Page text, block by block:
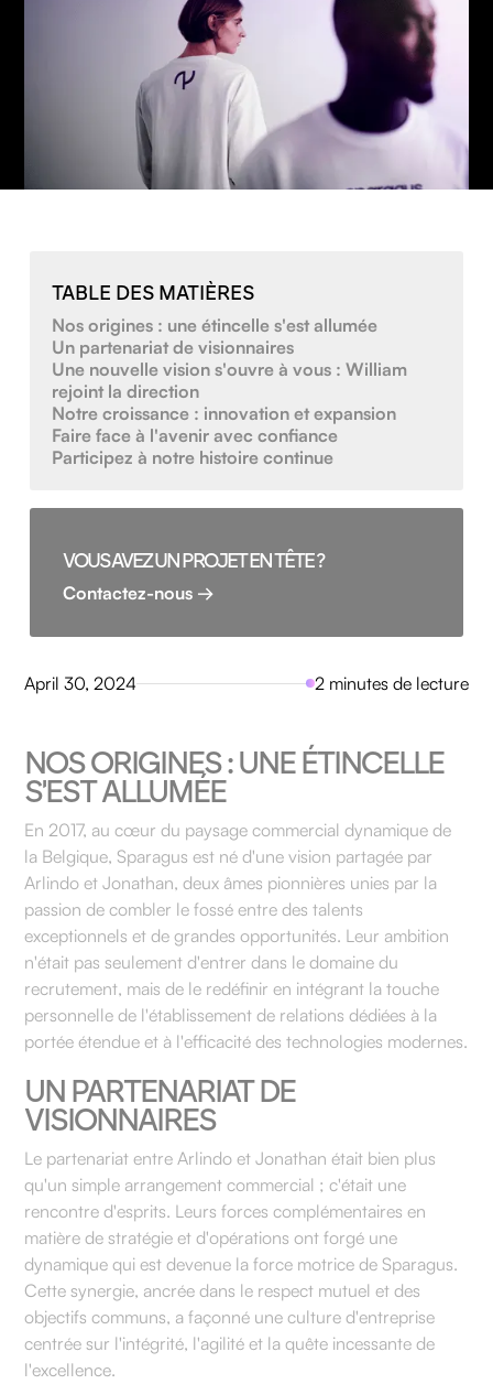
April 30, 2024 2 minutes de lecture
NOS ORIGINES : UNE ÉTINCELLE
S'EST ALLUMÉE
En 2017, au cœur du paysage commercial dynamique de
la Belgique, Sparagus est né d'une vision partagée par
Arlindo et Jonathan, deux âmes pionnières unies par la
passion de combler le fossé entre des talents
exceptionnels et de grandes opportunités. Leur ambition
n'était pas seulement d'entrer dans le domaine du
recrutement, mais de le redéfinir en intégrant la touche
personnelle de l'établissement de relations dédiées à la
portée étendue et à l'efficacité des technologies modernes.
UN PARTENARIAT DE
VISIONNAIRES
Le partenariat entre Arlindo et Jonathan était bien plus
qu'un simple arrangement commercial ; c'était une
rencontre d'esprits. Leurs forces complémentaires en
matière de stratégie et d'opérations ont forgé une
dynamique qui est devenue la force motrice de Sparagus.
Cette synergie, ancrée dans le respect mutuel et des
objectifs communs, a façonné une culture d'entreprise
centrée sur l'intégrité, l'agilité et la quête incessante de
l'excellence.
TABLE DES MATIÈRES
Nos origines : une étincelle s'est allumée
Un partenariat de visionnaires
Une nouvelle vision s'ouvre à vous : William
rejoint la direction
Notre croissance : innovation et expansion
Faire face à l'avenir avec confiance
Participez à notre histoire continue
VOUS AVEZ UN PROJET EN TÊTE ?
Contactez-nous →